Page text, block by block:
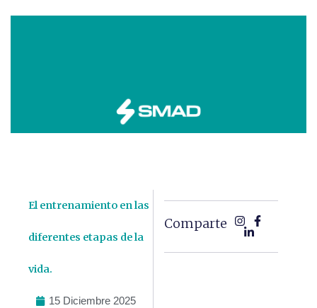
El entrenamiento en las
diferentes etapas de la
vida.
15 Diciembre 2025
Comparte